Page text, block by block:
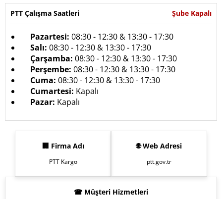
PTT Çalışma Saatleri Şube Kapalı
Pazartesi: 08:30 - 12:30 & 13:30 - 17:30
Salı: 08:30 - 12:30 & 13:30 - 17:30
Çarşamba: 08:30 - 12:30 & 13:30 - 17:30
Perşembe: 08:30 - 12:30 & 13:30 - 17:30
Cuma: 08:30 - 12:30 & 13:30 - 17:30
Cumartesi: Kapalı
Pazar: Kapalı
🏢 Firma Adı
PTT Kargo
🌐 Web Adresi
ptt.gov.tr
☎ Müşteri Hizmetleri